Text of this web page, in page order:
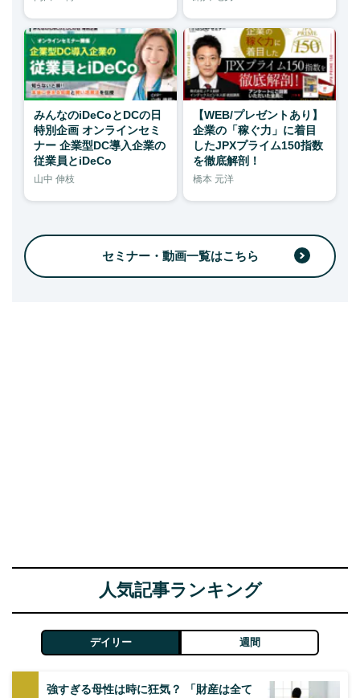
みんなのiDeCoとDCの日
特別企画 オンラインセミ
ナー 企業型DC導入企業の
従業員とiDeCo
山中 伸枝
【WEB/プレゼントあり】
企業の「稼ぐ力」に着目
したJPXプライム150指数
を徹底解剖！
橋本 元洋
セミナー・動画一覧はこちら
人気記事ランキング
デイリー 週間
強すぎる母性は時に狂気？ 「財産は全て